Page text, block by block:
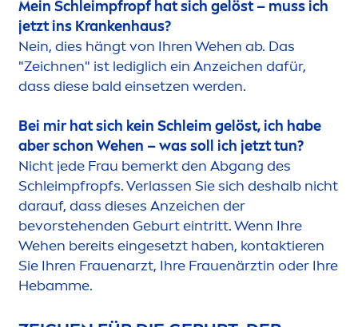
Mein Schleimpfropf hat sich gelöst – muss ich
jetzt ins Krankenhaus?
Nein, dies hängt von Ihren Wehen ab. Das
"Zeichnen" ist lediglich ein Anzeichen dafür,
dass diese bald einsetzen werden.
Bei mir hat sich kein Schleim gelöst, ich habe
aber schon Wehen – was soll ich jetzt tun?
Nicht jede Frau bemerkt den Abgang des
Schleimpfropfs. Verlassen Sie sich deshalb nicht
darauf, dass dieses Anzeichen der
bevorstehenden Geburt eintritt. Wenn Ihre
Wehen bereits eingesetzt haben, kontaktieren
Sie Ihren Frauenarzt, Ihre Frauenärztin oder Ihre
Hebamme.